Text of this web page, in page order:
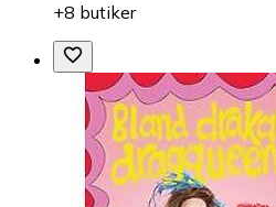
+8 butiker